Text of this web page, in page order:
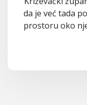
da je već tada
prostoru oko